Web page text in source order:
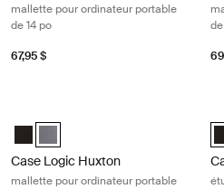
mallette pour ordinateur portable
de 14 po
67,95 $
Case Logic Huxton 16" Laptop
Case Logic Huxton 16" Laptop
Case Logic Huxton
mallette pour ordinateur portable